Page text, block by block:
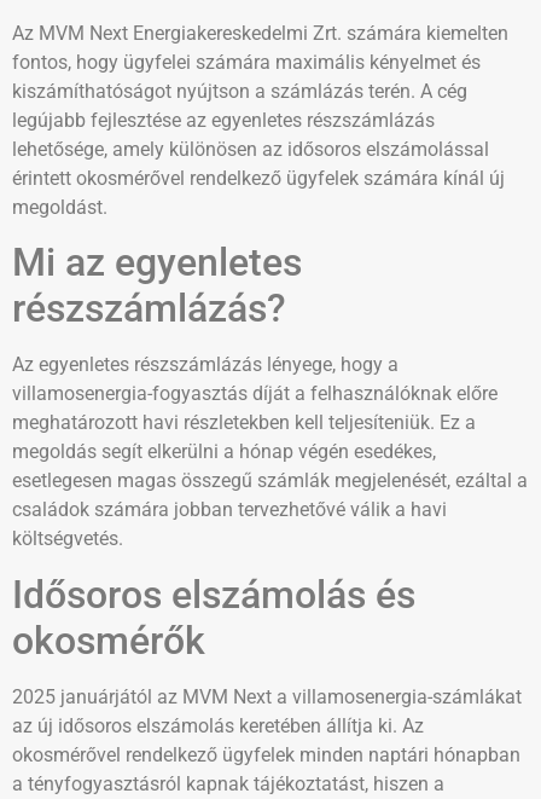
Az MVM Next Energiakereskedelmi Zrt. számára kiemelten
fontos, hogy ügyfelei számára maximális kényelmet és
kiszámíthatóságot nyújtson a számlázás terén. A cég
legújabb fejlesztése az egyenletes részszámlázás
lehetősége, amely különösen az idősoros elszámolással
érintett okosmérővel rendelkező ügyfelek számára kínál új
megoldást.
Mi az egyenletes
részszámlázás?
Az egyenletes részszámlázás lényege, hogy a
villamosenergia-fogyasztás díját a felhasználóknak előre
meghatározott havi részletekben kell teljesíteniük. Ez a
megoldás segít elkerülni a hónap végén esedékes,
esetlegesen magas összegű számlák megjelenését, ezáltal a
családok számára jobban tervezhetővé válik a havi
költségvetés.
Idősoros elszámolás és
okosmérők
2025 januárjától az MVM Next a villamosenergia-számlákat
az új idősoros elszámolás keretében állítja ki. Az
okosmérővel rendelkező ügyfelek minden naptári hónapban
a tényfogyasztásról kapnak tájékoztatást, hiszen a